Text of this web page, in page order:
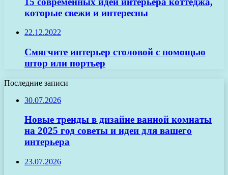
которые свежи и интересны
22.12.2022
Смягчите интерьер столовой с помощью
штор или портьер
Последние записи
30.07.2026
Новые тренды в дизайне ванной комнаты
на 2025 год советы и идеи для вашего
интерьера
23.07.2026